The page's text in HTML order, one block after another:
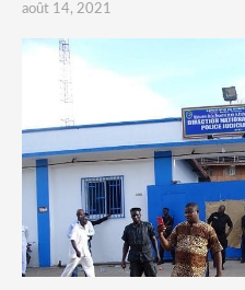
août 14, 2021